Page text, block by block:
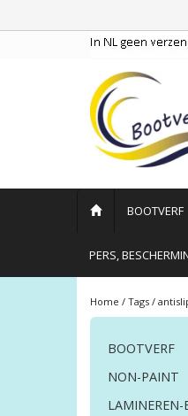
BOOTVERF
PERS,
Home / Tags /
BOOTVERF
NON-PAINT
LAMINEREN-